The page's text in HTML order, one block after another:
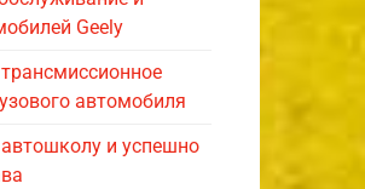
Geely
автомобиля
и успешно